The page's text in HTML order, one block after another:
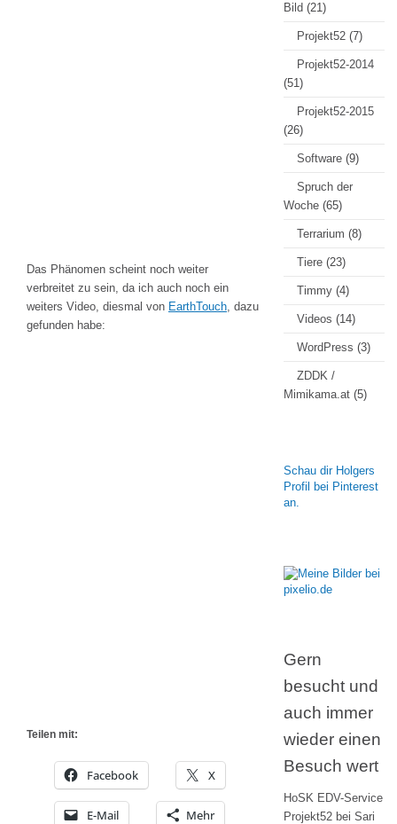
Das Phänomen scheint noch weiter
verbreitet zu sein, da ich auch noch ein
weiters Video, diesmal von EarthTouch, dazu
gefunden habe:
Teilen mit:
Facebook X
E-Mail Mehr
Bild (21)
Projekt52 (7)
Projekt52-2014
(51)
Projekt52-2015
(26)
Software (9)
Spruch der
Woche (65)
Terrarium (8)
Tiere (23)
Timmy (4)
Videos (14)
WordPress (3)
ZDDK /
Mimikama.at (5)
Schau dir Holgers
Profil bei Pinterest
an.
Gern
besucht und
auch immer
wieder einen
Besuch wert
HoSK EDV-Service
Projekt52 bei Sari